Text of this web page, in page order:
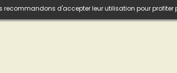
recommandons d'accepter leur utilisation pour